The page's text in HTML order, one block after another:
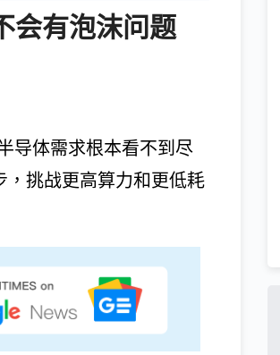
会有泡沫问题
导体需求根本看不到尽
，挑战更高算力和更低耗